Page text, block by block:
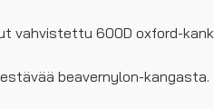
vahvistettu 600D oxford-
beavernylon-kangasta.